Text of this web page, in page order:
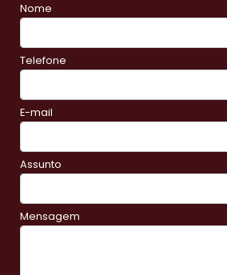
Nome
Telefone
E-mail
Assunto
Mensagem